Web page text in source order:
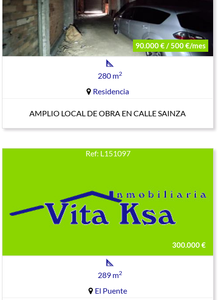
90.000 € / 500 €/mes
280 m2
Residencia
AMPLIO LOCAL DE OBRA EN CALLE SAINZA
Ref: L151097
300.000 €
289 m2
El Puente